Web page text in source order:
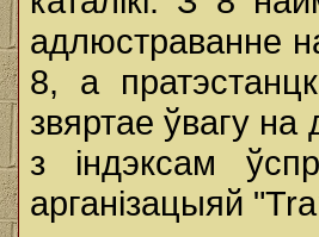
адлюстраванне
8, а
звяртае ўвагу на
з індэксам
арганізацыяй